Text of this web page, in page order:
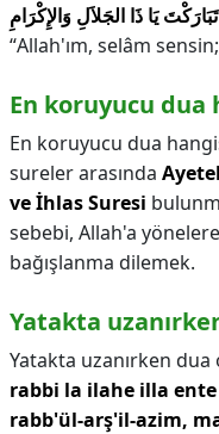
يَا ذَا الجَلاَلِ وَالإِكْرَامِ
“Allah'ım, selâm
En koruyucu dua
En koruyucu dua
sureler arasında
ve İhlas Suresi
sebebi, Allah'a
bağışlanma dilemek.
Yatakta
Yatakta uzanırken
rabbi la ilahe illa
rabb'ül-arş'il-azim,